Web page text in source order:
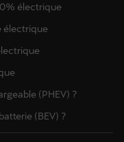
électrique
électrique
(PHEV) ?
(BEV) ?